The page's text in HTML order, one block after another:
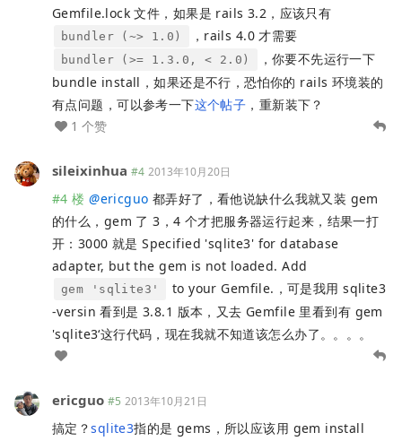
Gemfile.lock 文件，如果是 rails 3.2，应该只有
bundler (~> 1.0) ，rails 4.0 才需要
bundler (>= 1.3.0, < 2.0)
，你要不先运行一下
bundle install，如果还是不行，恐怕你的 rails 环境装的
有点问题，可以参考一下这个帖子 ，重新装下？
1 个赞
sileixinhua #4 2013年10月20日
#4 楼 @ericguo 都弄好了，看他说缺什么我就又装 gem
的什么，gem 了 3，4 个才把服务器运行起来，结果一打
开：3000 就是 Specified 'sqlite3' for database
adapter, but the gem is not loaded. Add
gem 'sqlite3'
to your Gemfile.，可是我用 sqlite3
-versin 看到是 3.8.1 版本，又去 Gemfile 里看到有 gem
'sqlite3‘这行代码，现在我就不知道该怎么办了。。。。
ericguo #5 2013年10月21日
搞定？sqlite3指的是 gems，所以应该用 gem install